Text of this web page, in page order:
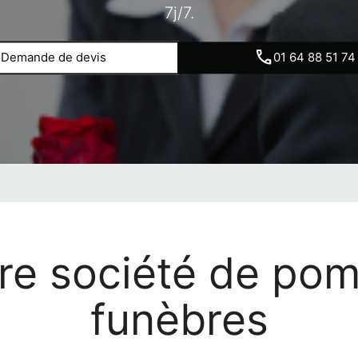
7j/7.
Demande de devis 01 64 88 51 74
société de
funèbres